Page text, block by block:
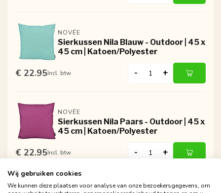
NOVÉE
Sierkussen Nila Blauw - Outdoor | 45 x
45 cm | Katoen/Polyester
€ 22.95Incl. btw - +
NOVÉE
Sierkussen Nila Paars - Outdoor | 45 x
45 cm | Katoen/Polyester
€ 22.95Incl. btw - +
Wij gebruiken cookies
We kunnen deze plaatsen voor analyse van onze bezoekersgegevens, om